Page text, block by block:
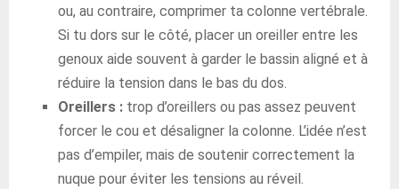
ou, au contraire, comprimer ta colonne vertébrale.
Si tu dors sur le côté, placer un oreiller entre les
genoux aide souvent à garder le bassin aligné et à
réduire la tension dans le bas du dos.
Oreillers : trop d’oreillers ou pas assez peuvent
forcer le cou et désaligner la colonne. L’idée n’est
pas d’empiler, mais de soutenir correctement la
nuque pour éviter les tensions au réveil.